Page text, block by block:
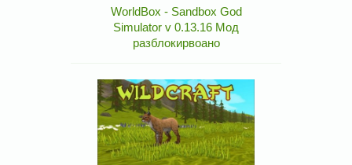
WorldBox - Sandbox God
Simulator v 0.13.16 Мод
разблокирвоано